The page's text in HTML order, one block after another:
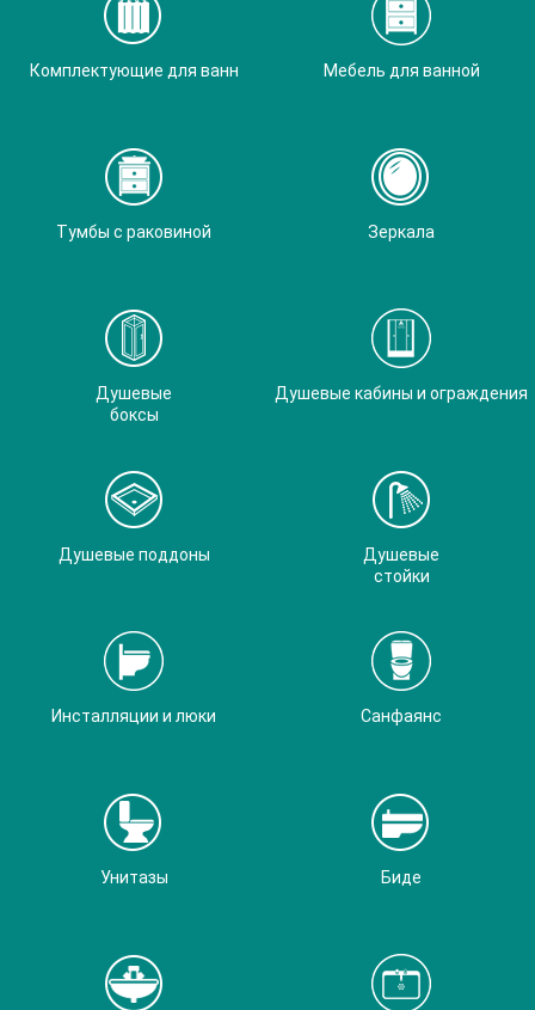
Комплектующие для ванн Мебель для ванной
Тумбы с раковиной Зеркала
Душевые
боксы
Душевые кабины и ограждения
Душевые поддоны
Душевые
стойки
Инсталляции и люки Санфаянс
Унитазы Биде